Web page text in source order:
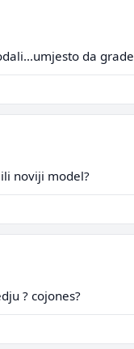
da
noviji model?
? cojones?